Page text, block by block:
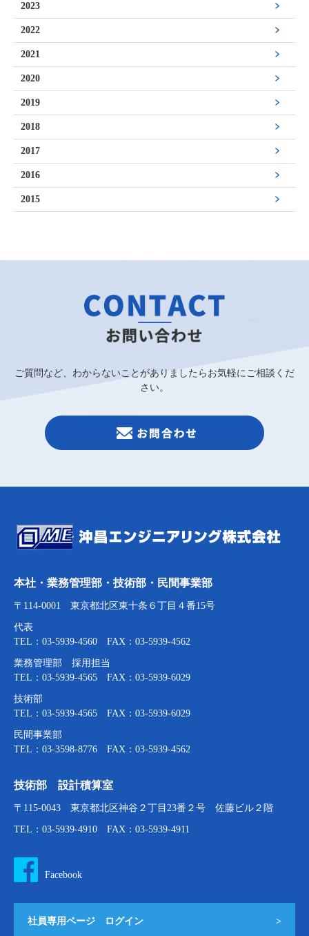
2023
2022
2021
2020
2019
2018
2017
2016
2015
ご質問など、わからないことがありましたらお気軽にご相談くだ
さい。
本社・業務管理部・技術部・民間事業部
〒114-0001 東京都北区東十条６丁目４番15号
代表
TEL：03-5939-4560 FAX：03-5939-4562
業務管理部 採用担当
TEL：03-5939-4565 FAX：03-5939-6029
技術部
TEL：03-5939-4565 FAX：03-5939-6029
民間事業部
TEL：03-3598-8776 FAX：03-5939-4562
技術部 設計積算室
〒115-0043 東京都北区神谷２丁目23番２号 佐藤ビル２階
TEL：03-5939-4910 FAX：03-5939-4911
Facebook
社員専用ページ ログイン >